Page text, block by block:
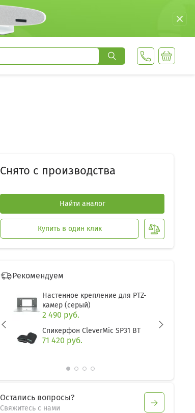
Снято с производства
Найти аналог
Купить в один клик
Рекомендуем
Настенное крепление для PTZ-
камер (серый)
2 490 руб.
Спикерфон CleverMic SP31 BT
71 420 руб.
Остались вопросы?
Свяжитесь с нами